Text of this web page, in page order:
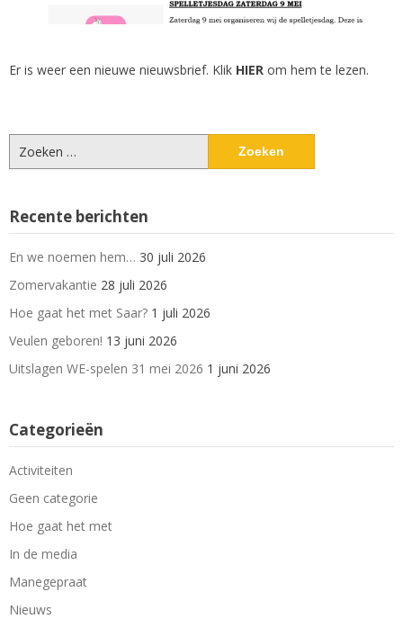
Er is weer een nieuwe nieuwsbrief. Klik HIER om hem te lezen.
Zoeken
naar:
Recente berichten
En we noemen hem… 30 juli 2026
Zomervakantie 28 juli 2026
Hoe gaat het met Saar? 1 juli 2026
Veulen geboren! 13 juni 2026
Uitslagen WE-spelen 31 mei 2026 1 juni 2026
Categorieën
Activiteiten
Geen categorie
Hoe gaat het met
In de media
Manegepraat
Nieuws